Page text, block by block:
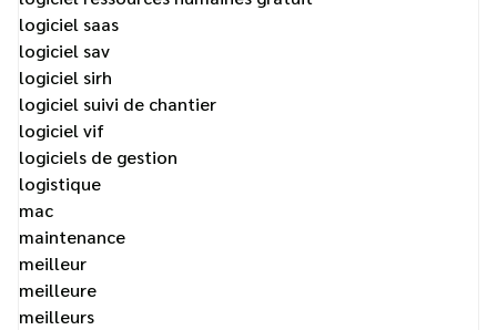
logiciel saas
logiciel sav
logiciel sirh
logiciel suivi de chantier
logiciel vif
logiciels de gestion
logistique
mac
maintenance
meilleur
meilleure
meilleurs